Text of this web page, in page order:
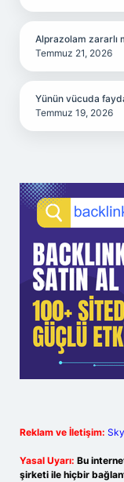
Alprazolam zararlı
Temmuz 21, 2026
Yünün vücuda
Temmuz 19, 2026
Reklam ve İletişim:
Yasal Uyarı: Bu
şirketi ile hiçbir